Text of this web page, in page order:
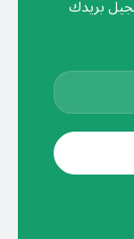
بريدك